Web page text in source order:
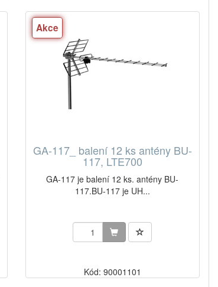
Akce
GA-117_ balení 12 ks antény BU-
117, LTE700
GA-117 je balení 12 ks. antény BU-
117.BU-117 je UH...
Kód: 90001101